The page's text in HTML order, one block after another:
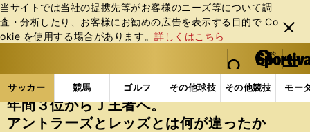
当サイトでは当社の提携先等がお客様のニーズ等について調
査・分析したり、お客様にお勧めの広告を表⽰する⽬的で Co
okie を使⽤する場合があります。詳しくはこちら
閉じ
る
web Sportiva (webスポルティーバ)
検索
マイペ
ー
ジ
メニュ
サッカー 競馬 ゴルフ その他球技 その他競技 モー
ス
ポ
ル
サッカーの記事一覧 Jリーグ他 Jリーグ 年間３
年間３位からＪ王者へ。
アントラーズとレッズとは何が違ったか